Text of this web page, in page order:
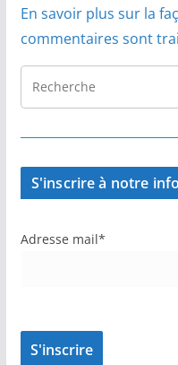
En savoir plus sur la
commentaires sont
S'inscrire à notre
Adresse mail*